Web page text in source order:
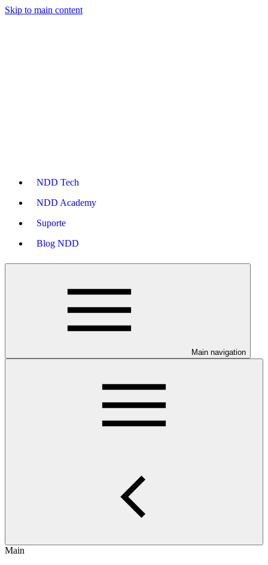
Skip to main content
NDD Tech
NDD Academy
Suporte
Blog NDD
Main navigation
Main